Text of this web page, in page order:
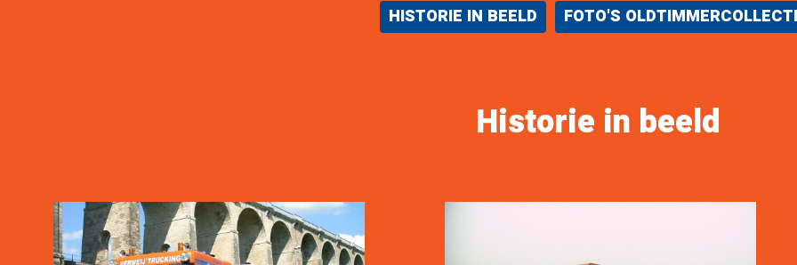
HISTORIE IN BEELD FOTO'S
Historie in beeld